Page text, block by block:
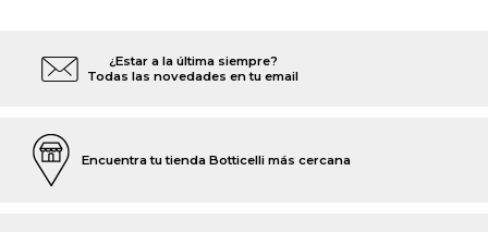
¿Estar a la última siempre?
Todas las novedades en tu email
Encuentra tu tienda Botticelli más cercana